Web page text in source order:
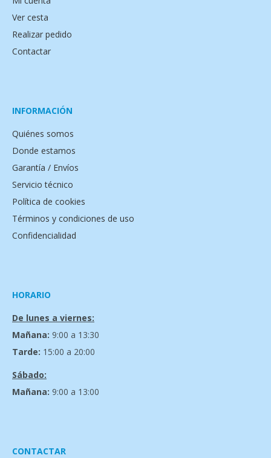
Ver cesta
Realizar pedido
Contactar
INFORMACIÓN
Quiénes somos
Donde estamos
Garantía / Envíos
Servicio técnico
Política de cookies
Términos y condiciones de uso
Confidencialidad
HORARIO
De lunes a viernes:
Mañana: 9:00 a 13:30
Tarde: 15:00 a 20:00
Sábado:
Mañana: 9:00 a 13:00
CONTACTAR